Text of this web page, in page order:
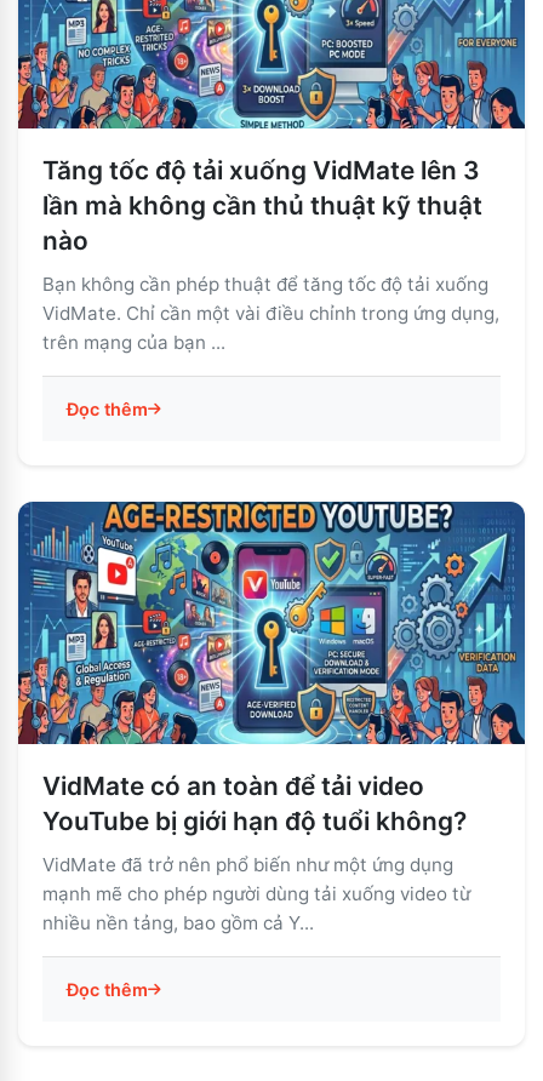
Tăng tốc độ tải xuống VidMate lên 3
lần mà không cần thủ thuật kỹ thuật
nào
Bạn không cần phép thuật để tăng tốc độ tải xuống
VidMate. Chỉ cần một vài điều chỉnh trong ứng dụng,
trên mạng của bạn ...
Đọc thêm
VidMate có an toàn để tải video
YouTube bị giới hạn độ tuổi không?
VidMate đã trở nên phổ biến như một ứng dụng
mạnh mẽ cho phép người dùng tải xuống video từ
nhiều nền tảng, bao gồm cả Y...
Đọc thêm